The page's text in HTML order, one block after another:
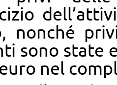
nonché
sono state
nel